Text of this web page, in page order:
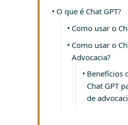
O que é Chat GPT?
Como usar o
Como usar o
Advocacia?
Benefícios
Chat GPT
de